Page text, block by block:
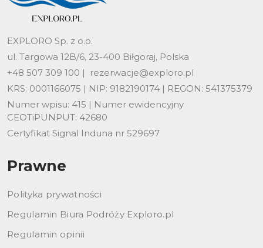
EXPLORO Sp. z o.o.
ul. Targowa 12B/6, 23-400 Biłgoraj, Polska
+48 507 309 100 |
rezerwacje@exploro.pl
KRS: 0001166075 | NIP: 9182190174 | REGON: 541375379
Numer wpisu: 415 | Numer ewidencyjny
CEOTiPUNPUT: 42680
Certyfikat Signal Induna nr 529697
Prawne
Polityka prywatności
Regulamin Biura Podróży Exploro.pl
Regulamin opinii